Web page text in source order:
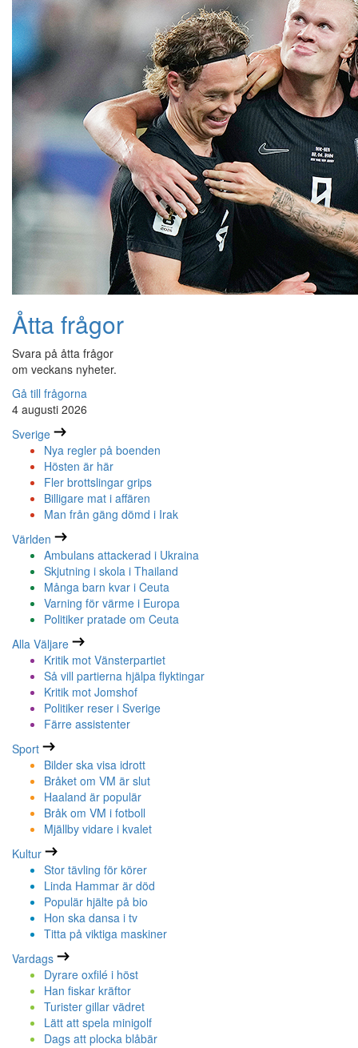
Åtta frågor
Svara på åtta frågor
om veckans nyheter.
Gå till frågorna
4 augusti 2026
Sverige
Nya regler på boenden
Hösten är här
Fler brottslingar grips
Billigare mat i affären
Man från gäng dömd i Irak
Världen
Ambulans attackerad i Ukraina
Skjutning i skola i Thailand
Många barn kvar i Ceuta
Varning för värme i Europa
Politiker pratade om Ceuta
Alla Väljare
Kritik mot Vänsterpartiet
Så vill partierna hjälpa flyktingar
Kritik mot Jomshof
Politiker reser i Sverige
Färre assistenter
Sport
Bilder ska visa idrott
Bråket om VM är slut
Haaland är populär
Bråk om VM i fotboll
Mjällby vidare i kvalet
Kultur
Stor tävling för körer
Linda Hammar är död
Populär hjälte på bio
Hon ska dansa i tv
Titta på viktiga maskiner
Vardags
Dyrare oxfilé i höst
Han fiskar kräftor
Turister gillar vädret
Lätt att spela minigolf
Dags att plocka blåbär